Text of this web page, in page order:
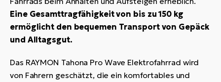
Eine Gesamttragfähigkeit von bis zu 150 kg
ermöglicht den bequemen Transport von Gepäck
und Alltagsgut.
Das RAYMON Tahona Pro Wave Elektrofahrrad wird
von Fahrern geschätzt, die ein komfortables und